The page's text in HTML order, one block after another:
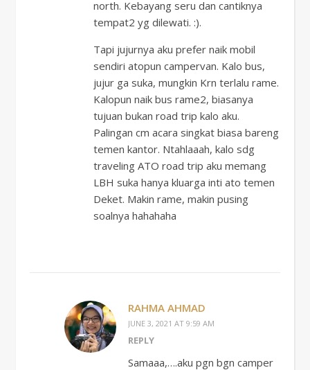
north. Kebayang seru dan cantiknya
tempat2 yg dilewati. :).
Tapi jujurnya aku prefer naik mobil
sendiri atopun campervan. Kalo bus,
jujur ga suka, mungkin Krn terlalu rame.
Kalopun naik bus rame2, biasanya
tujuan bukan road trip kalo aku.
Palingan cm acara singkat biasa bareng
temen kantor. Ntahlaaah, kalo sdg
traveling ATO road trip aku memang
LBH suka hanya kluarga inti ato temen
Deket. Makin rame, makin pusing
soalnya hahahaha
RAHMA AHMAD
JUNE 3, 2021 AT 9:59 AM
REPLY
Samaaa,….aku pgn bgn camper